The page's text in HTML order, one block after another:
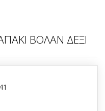
ΒΟΛΑΝ ΔΕΞΙ